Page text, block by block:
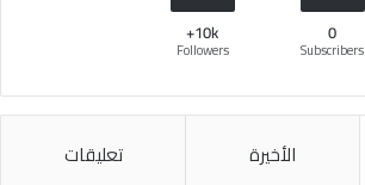
0
Subscribers
10k+
Followers
الأخيرة تعليقات